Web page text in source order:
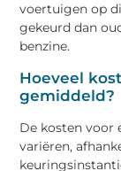
voertuigen op
gekeurd dan
benzine.
Hoeveel
gemiddeld?
De kosten voor
variëren,